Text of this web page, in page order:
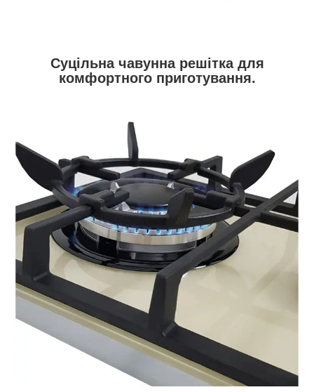
Суцільна чавунна решітка для
комфортного приготування.